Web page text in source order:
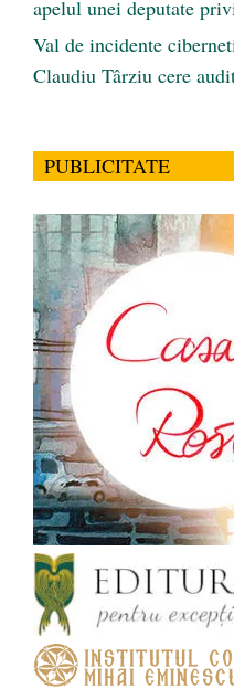
apelul unei deputate
Val de incidente
Claudiu Târziu cere
PUBLICITATE